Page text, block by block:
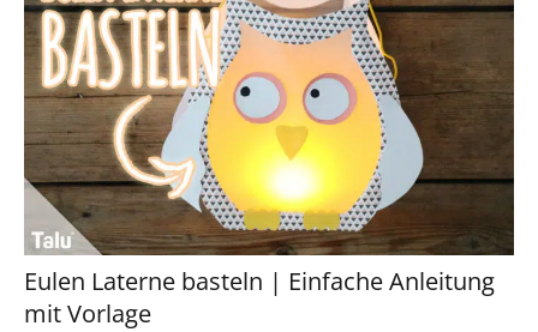
Eulen Laterne basteln | Einfache Anleitung
mit Vorlage